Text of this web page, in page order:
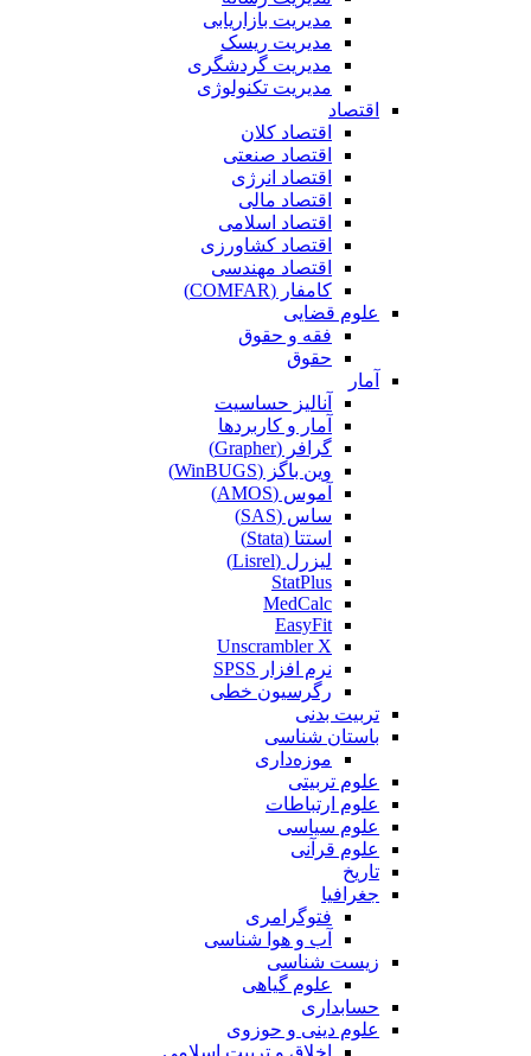
مدیریت بازاریابی
مدیریت ریسک
مدیریت گردشگری
مدیریت تکنولوژی
اقتصاد
اقتصاد کلان
اقتصاد صنعتی
اقتصاد انرژی
اقتصاد مالی
اقتصاد اسلامی
اقتصاد کشاورزی
اقتصاد مهندسی
کامفار (COMFAR)
علوم قضایی
فقه و حقوق
حقوق
آمار
آنالیز حساسیت
آمار و کاربردها
گرافر (Grapher)
وین باگز (WinBUGS)
آموس (AMOS)
ساس (SAS)
استتا (Stata)
لیزرل (Lisrel)
StatPlus
MedCalc
EasyFit
Unscrambler X
نرم افزار SPSS
رگرسیون خطی
تربیت بدنی
باستان شناسی
موزه‌داری
علوم تربیتی
علوم ارتباطات
علوم سیاسی
علوم قرآنی
تاریخ
جغرافیا
فتوگرامری
آب و هوا شناسی
زیست شناسی
علوم گیاهی
حسابداری
علوم دینی و حوزوی
اخلاق و تربیت اسلامی